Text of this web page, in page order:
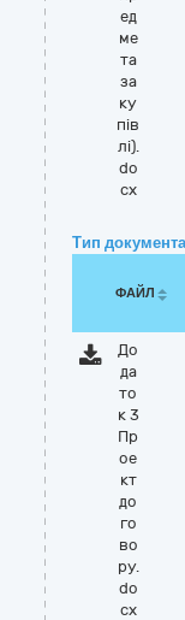
ед
ме
та
за
ку
пів
лі).
do
cx
Тип
ФАЙЛ
До
да
то
к 3
Пр
ое
кт
до
го
во
ру.
do
cx